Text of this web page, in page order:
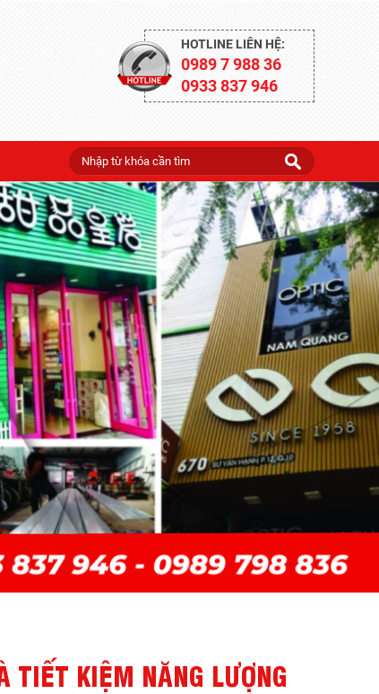
HOTLINE LIÊN HỆ:
0989 7 988 36
0933 837 946
TIẾT KIỆM NĂNG LƯỢNG